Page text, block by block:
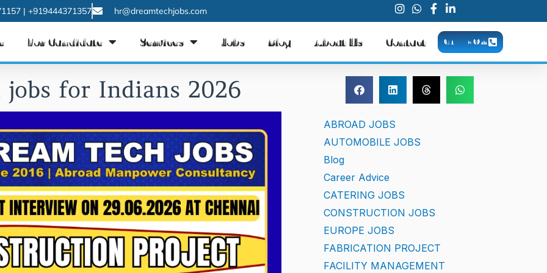
| +919444371357 hr@dreamtechjobs.com
For Candidate Services Jobs Blog About Us Contact CALL NOW
for Indians 2026
ABROAD JOBS
AUTOMOBILE JOBS
Blog
Career Advice
CATERING JOBS
CONSTRUCTION JOBS
EUROPE JOBS
FABRICATION PROJECT
FACILITY MANAGEMENT